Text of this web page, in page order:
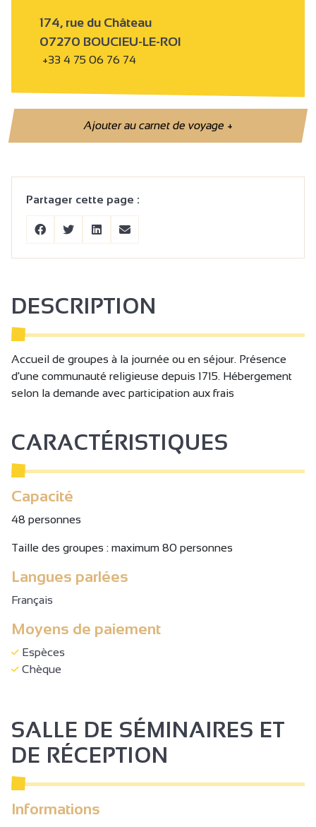
174, rue du Château
07270 BOUCIEU-LE-ROI
+33 4 75 06 76 74
Ajouter au carnet de voyage+
Partager cette page :
DESCRIPTION
Accueil de groupes à la journée ou en séjour. Présence
d'une communauté religieuse depuis 1715. Hébergement
selon la demande avec participation aux frais
CARACTÉRISTIQUES
Capacité
48 personnes
Taille des groupes : maximum 80 personnes
Langues parlées
Français
Moyens de paiement
Espèces
Chèque
SALLE DE SÉMINAIRES ET
DE RÉCEPTION
Informations